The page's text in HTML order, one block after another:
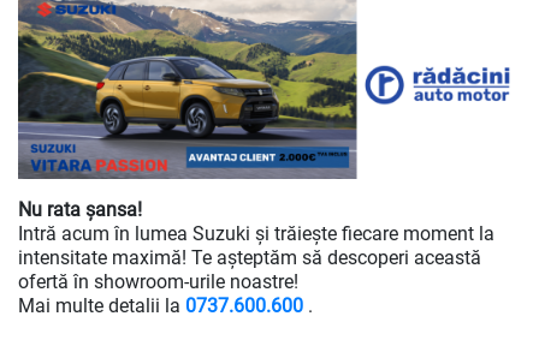
Nu rata șansa!
Intră acum în lumea Suzuki și trăiește fiecare moment la
intensitate maximă! Te așteptăm să descoperi această
ofertă în showroom-urile noastre!
Mai multe detalii la 0737.600.600 .